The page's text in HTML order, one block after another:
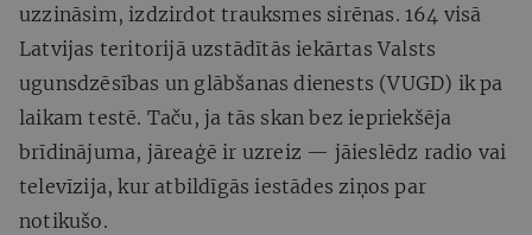
uzzināsim, izdzirdot trauksmes sirēnas. 164 visā
Latvijas teritorijā uzstādītās iekārtas Valsts
ugunsdzēsības un glābšanas dienests (VUGD) ik pa
laikam testē. Taču, ja tās skan bez iepriekšēja
brīdinājuma, jāreaģē ir uzreiz — jāieslēdz radio vai
televīzija, kur atbildīgās iestādes ziņos par
notikušo.